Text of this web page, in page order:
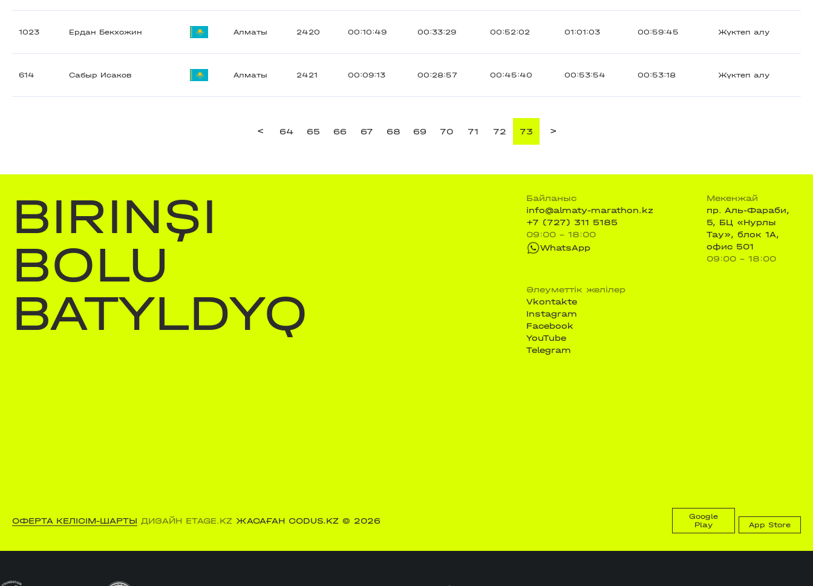
1023 Ердан Бекхожин Алматы 2420 00:10:49 00:33:29 00:52:02 01:01:03 00:59:45 Жүктеп алу
614 Сабыр Исаков Алматы 2421 00:09:13 00:28:57 00:45:40 00:53:54 00:53:18 Жүктеп алу
< 64 65 66 67 68 69 70 71 72 73 >
BIRINŞI
BOLU
BATYLDYQ
Байланыс
info@almaty-marathon.kz
+7 (727) 311 5185
09:00 - 18:00
WhatsApp
Мекенжай
пр. Аль-Фараби,
5, БЦ «Нурлы
Тау», блок 1А,
офис 501
09:00 - 18:00
Әлеуметтік желілер
Vkontakte
Instagram
Facebook
YouTube
Telegram
ОФЕРТА КЕЛІСІМ-ШАРТЫ ДИЗАЙН ETAGE.KZ ЖАСАҒАН CODUS.KZ © 2026
Google
Play
App Store